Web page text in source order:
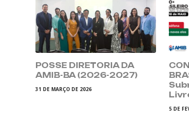
POSSE DIRETORIA DA
AMIB-BA (2026-2027)
31 DE MARÇO DE 2026
5 DE